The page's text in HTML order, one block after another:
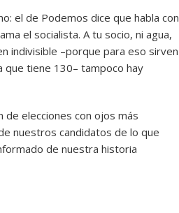
el de Podemos dice que habla con
el socialista. A tu socio, ni agua,
indivisible –porque para eso sirven
que tiene 130– tampoco hay
de elecciones con ojos más
nuestros candidatos de lo que
de nuestra historia